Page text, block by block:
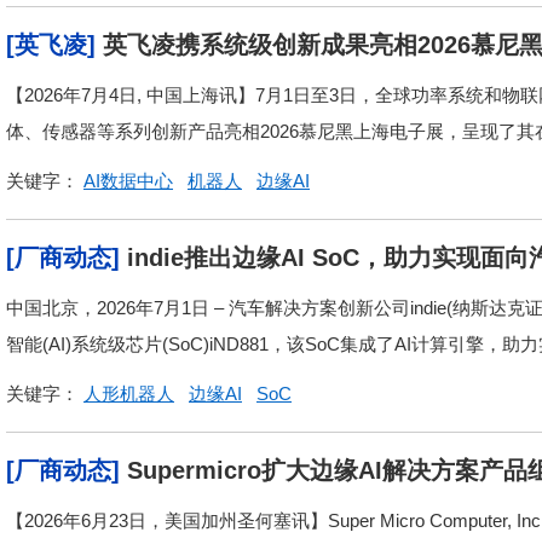
[英飞凌] 英飞凌携系统级创新成果亮相2026慕尼
【2026年7月4日, 中国上海讯】7月1日至3日，全球功率系统和物
体、传感器等系列创新产品亮相2026慕尼黑上海电子展，呈现了
关键字： AI数据中心 机器人 边缘AI
[厂商动态] indie推出边缘AI SoC，助力实现面向
中国北京，2026年7月1日 – 汽车解决方案创新公司indie(纳斯达
智能(AI)系统级芯片(SoC)iND881，该SoC集成了AI计算引擎，助
关键字： 人形机器人 边缘AI SoC
[厂商动态] Supermicro扩大边缘AI解决方案产品
的英特尔平台
【2026年6月23日，美国加州圣何塞讯】Super Micro Computer,